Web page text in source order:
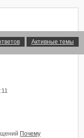
Активные темы
в
и обсуждения
Почему